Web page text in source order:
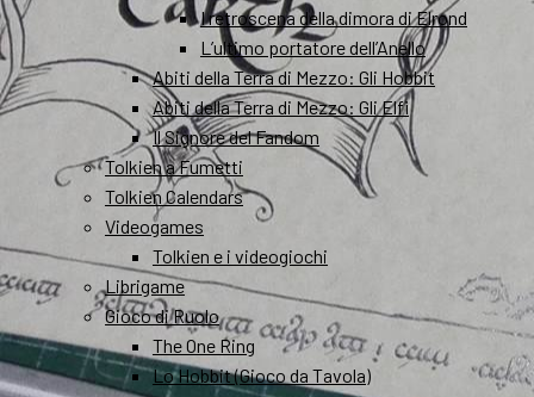
I retroscena della dimora di Elrond
L’ultimo portatore dell’Anello
Abiti della Terra di Mezzo: Gli Hobbit
Abiti della Terra di Mezzo: Gli Elfi
Il Signore del Fandom
Tolkien a Fumetti
Tolkien Calendars
Videogames
Tolkien e i videogiochi
Librigame
Gioco di Ruolo
The One Ring
Lo Hobbit (Gioco da Tavola)